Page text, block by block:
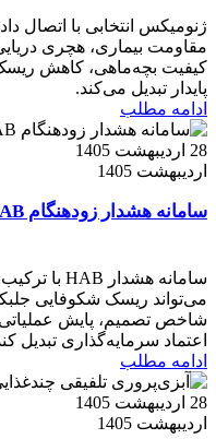
مقاومت بیماری، هچری
کیفیت بچه‌ماهی، کاهش ریسک
پایدار تبدیل می‌کند.
ادامه مطلب
28 اردیبهشت 1405
اردیبهشت 1405
سامانه هشدار زودهنگام HAB برای مزارع قفس دریایی
می‌تواند ریسک شکوفایی
شاخص تصمیم، پایش
اعتماد سرمایه‌گذاری تبدیل
ادامه مطلب
28 اردیبهشت 1405
اردیبهشت 1405